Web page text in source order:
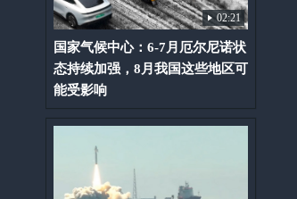
02:21
国家气候中心：6-7月厄尔尼诺状
态持续加强，8月我国这些地区可
能受影响